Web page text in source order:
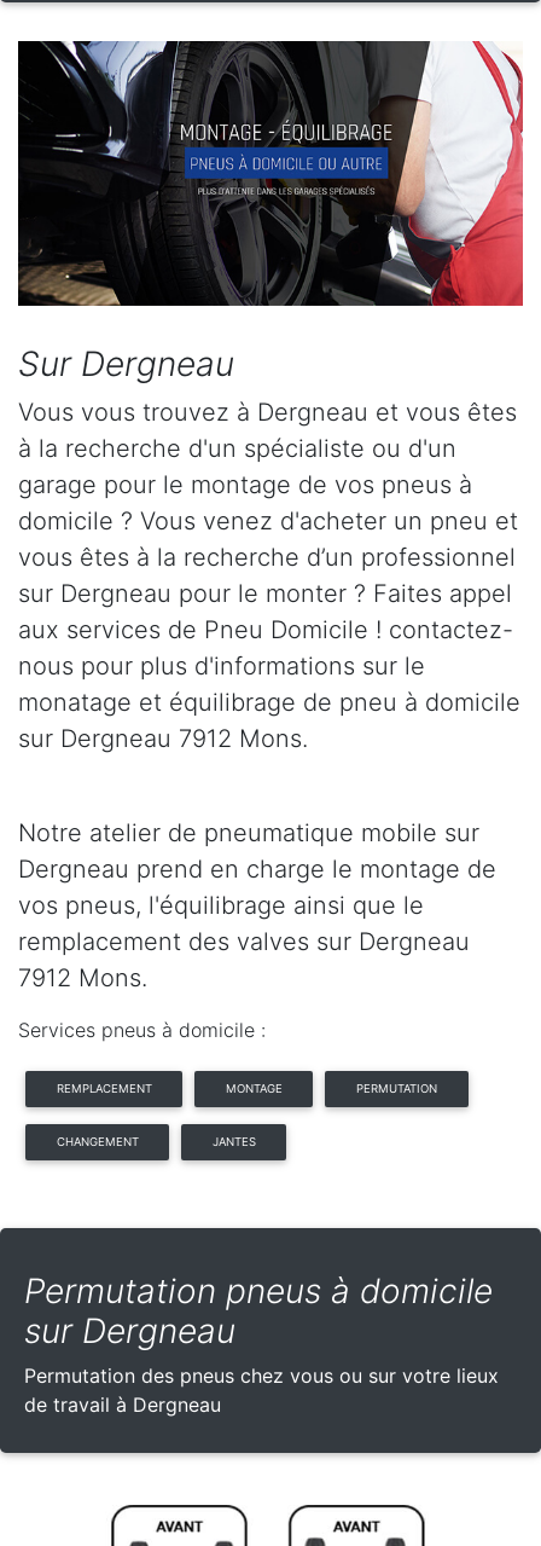
Sur Dergneau
Vous vous trouvez à Dergneau et vous êtes
à la recherche d'un spécialiste ou d'un
garage pour le montage de vos pneus à
domicile ? Vous venez d'acheter un pneu et
vous êtes à la recherche d’un professionnel
sur Dergneau pour le monter ? Faites appel
aux services de Pneu Domicile ! contactez-
nous pour plus d'informations sur le
monatage et équilibrage de pneu à domicile
sur Dergneau 7912 Mons.
Notre atelier de pneumatique mobile sur
Dergneau prend en charge le montage de
vos pneus, l'équilibrage ainsi que le
remplacement des valves sur Dergneau
7912 Mons.
Services pneus à domicile :
REMPLACEMENT MONTAGE PERMUTATION
CHANGEMENT JANTES
Permutation pneus à domicile
sur Dergneau
Permutation des pneus chez vous ou sur votre lieux
de travail à Dergneau